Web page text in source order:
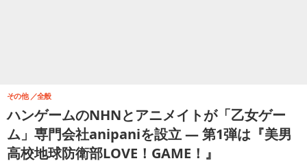
ハンゲームのNHNとアニメイトが「乙女ゲー
ム」専門会社anipaniを設立 ― 第1弾は『美男
高校地球防衛部LOVE！GAME！』
その他 全般